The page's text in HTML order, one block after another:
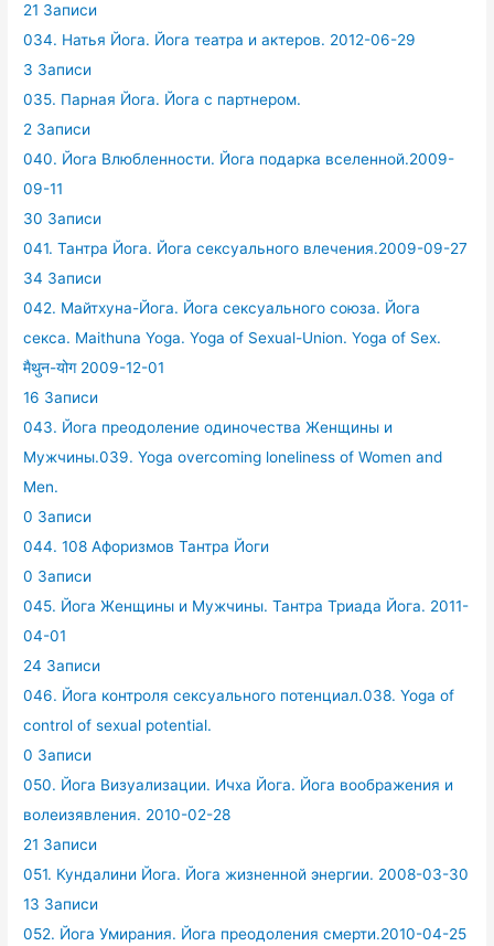
21 Записи
034. Натья Йога. Йога театра и актеров. 2012-06-29
3 Записи
035. Парная Йога. Йога с партнером.
2 Записи
040. Йога Влюбленности. Йога подарка вселенной.2009-
09-11
30 Записи
041. Тантра Йога. Йога сексуального влечения.2009-09-27
34 Записи
042. Майтхуна-Йога. Йога сексуального союза. Йога
секса. Maithuna Yoga. Yoga of Sexual-Union. Yoga of Sex.
मैथुन-योग 2009-12-01
16 Записи
043. Йога преодоление одиночества Женщины и
Мужчины.039. Yoga overcoming loneliness of Women and
Men.
0 Записи
044. 108 Афоризмов Тантра Йоги
0 Записи
045. Йога Женщины и Мужчины. Тантра Триада Йога. 2011-
04-01
24 Записи
046. Йога контроля сексуального потенциал.038. Yoga of
control of sexual potential.
0 Записи
050. Йога Визуализации. Ичха Йога. Йога воображения и
волеизявления. 2010-02-28
21 Записи
051. Кундалини Йога. Йога жизненной энергии. 2008-03-30
13 Записи
052. Йога Умирания. Йога преодоления смерти.2010-04-25